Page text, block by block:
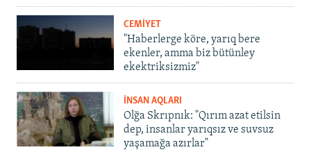
CEMİYET
"Haberlerge köre, yarıq bere
ekenler, amma biz bütünley
ekektriksizmiz"
İNSAN AQLARI
Olğa Skrıpnık: "Qırım azat etilsin
dep, insanlar yarıqsız ve suvsuz
yaşamağa azırlar"